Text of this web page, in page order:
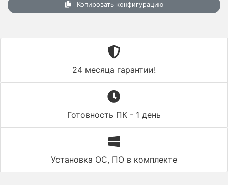
Копировать конфигурацию
24 месяца гарантии!
Готовность ПК - 1 день
Установка ОС, ПО в комплекте